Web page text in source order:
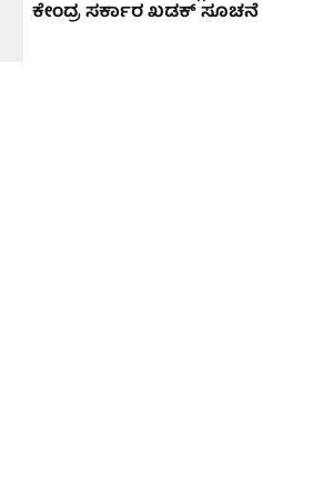
ಕೇಂದ್ರ ಸರ್ಕಾರ ಖಡಕ್ ಸೂಚನೆ